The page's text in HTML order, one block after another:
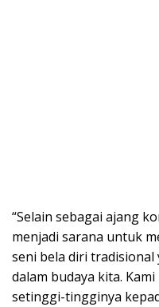
“Selain sebagai ajang
menjadi sarana untuk
seni bela diri
dalam budaya kita.
setinggi-tingginya